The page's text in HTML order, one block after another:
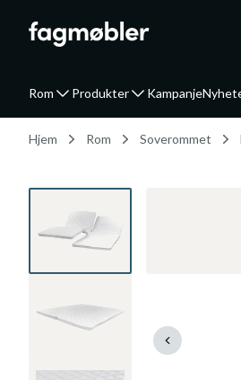
Rom Produkter Kampanje
Hjem Rom Soverommet